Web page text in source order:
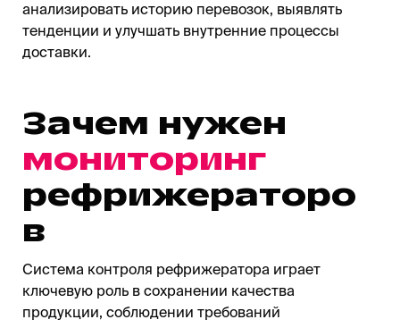
анализировать историю перевозок, выявлять
тенденции и улучшать внутренние процессы
доставки.
Зачем нужен
мониторинг
рефрижераторо
в
Система контроля рефрижератора играет
ключевую роль в сохранении качества
продукции, соблюдении требований